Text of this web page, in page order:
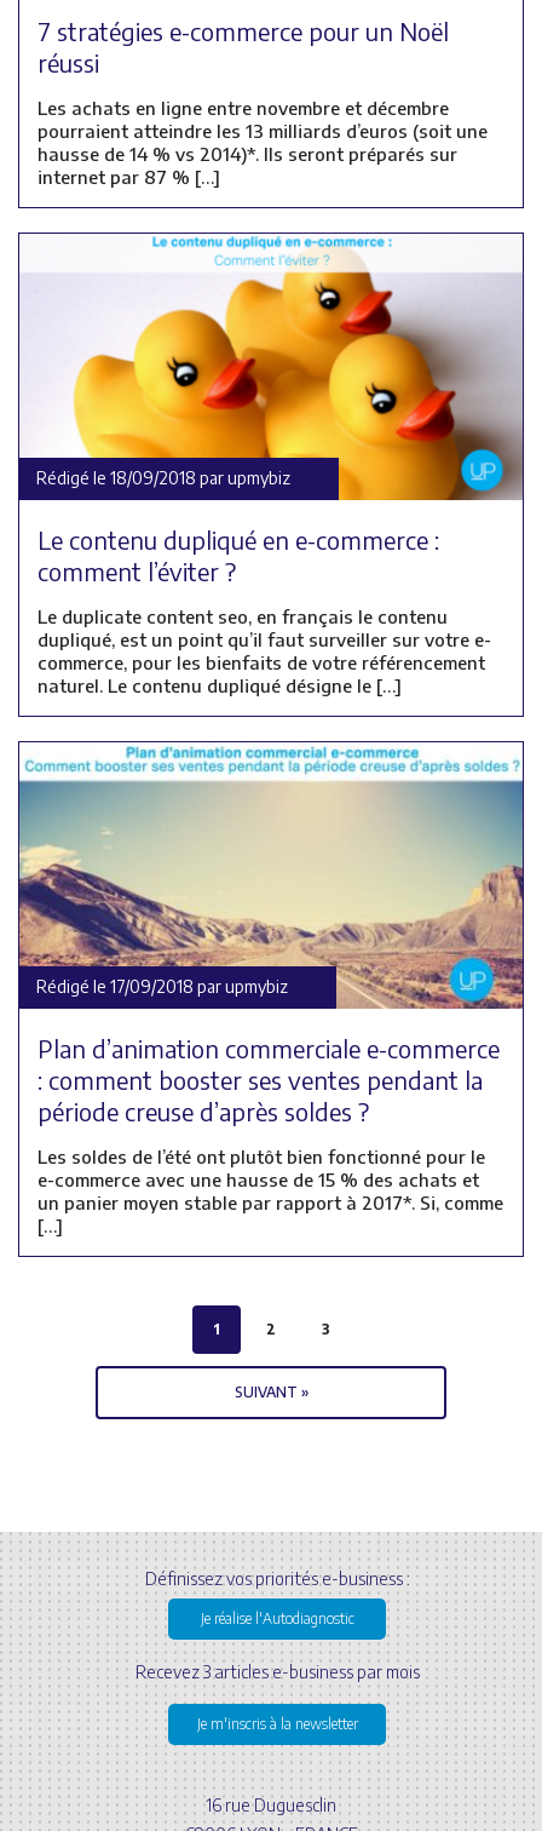
7 stratégies e-commerce pour un Noël
réussi
Les achats en ligne entre novembre et décembre
pourraient atteindre les 13 milliards d’euros (soit une
hausse de 14 % vs 2014)*. Ils seront préparés sur
internet par 87 % […]
Rédigé le 18/09/2018 par upmybiz
Le contenu dupliqué en e-commerce :
comment l’éviter ?
Le duplicate content seo, en français le contenu
dupliqué, est un point qu’il faut surveiller sur votre e-
commerce, pour les bienfaits de votre référencement
naturel. Le contenu dupliqué désigne le […]
Rédigé le 17/09/2018 par upmybiz
Plan d’animation commerciale e-commerce
: comment booster ses ventes pendant la
période creuse d’après soldes ?
Les soldes de l’été ont plutôt bien fonctionné pour le
e-commerce avec une hausse de 15 % des achats et
un panier moyen stable par rapport à 2017*. Si, comme
[…]
1 2 3
SUIVANT »
16 rue Duguesclin
Définissez vos priorités e-business :
Je réalise l'Autodiagnostic
Recevez 3 articles e-business par mois
Je m'inscris à la newsletter